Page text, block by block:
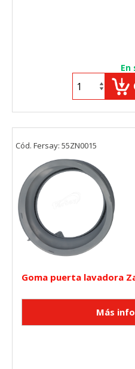
En
Goma puerta lavadora
Cód. Fersay: 55ZN0015